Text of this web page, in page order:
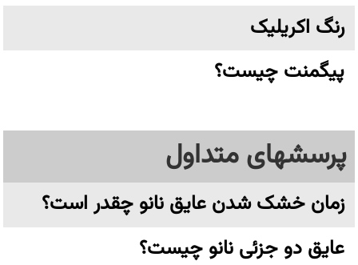
رنگ اکریلیک
پیگمنت چیست؟
پرسشهای متداول
زمان خشک شدن عایق نانو چقدر است؟
عایق دو جزئی نانو چیست؟